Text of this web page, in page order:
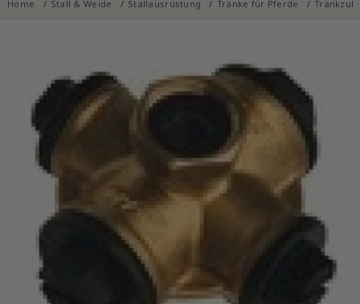
Home Stall & Weide Stallausrüstung Tränke für Pferde